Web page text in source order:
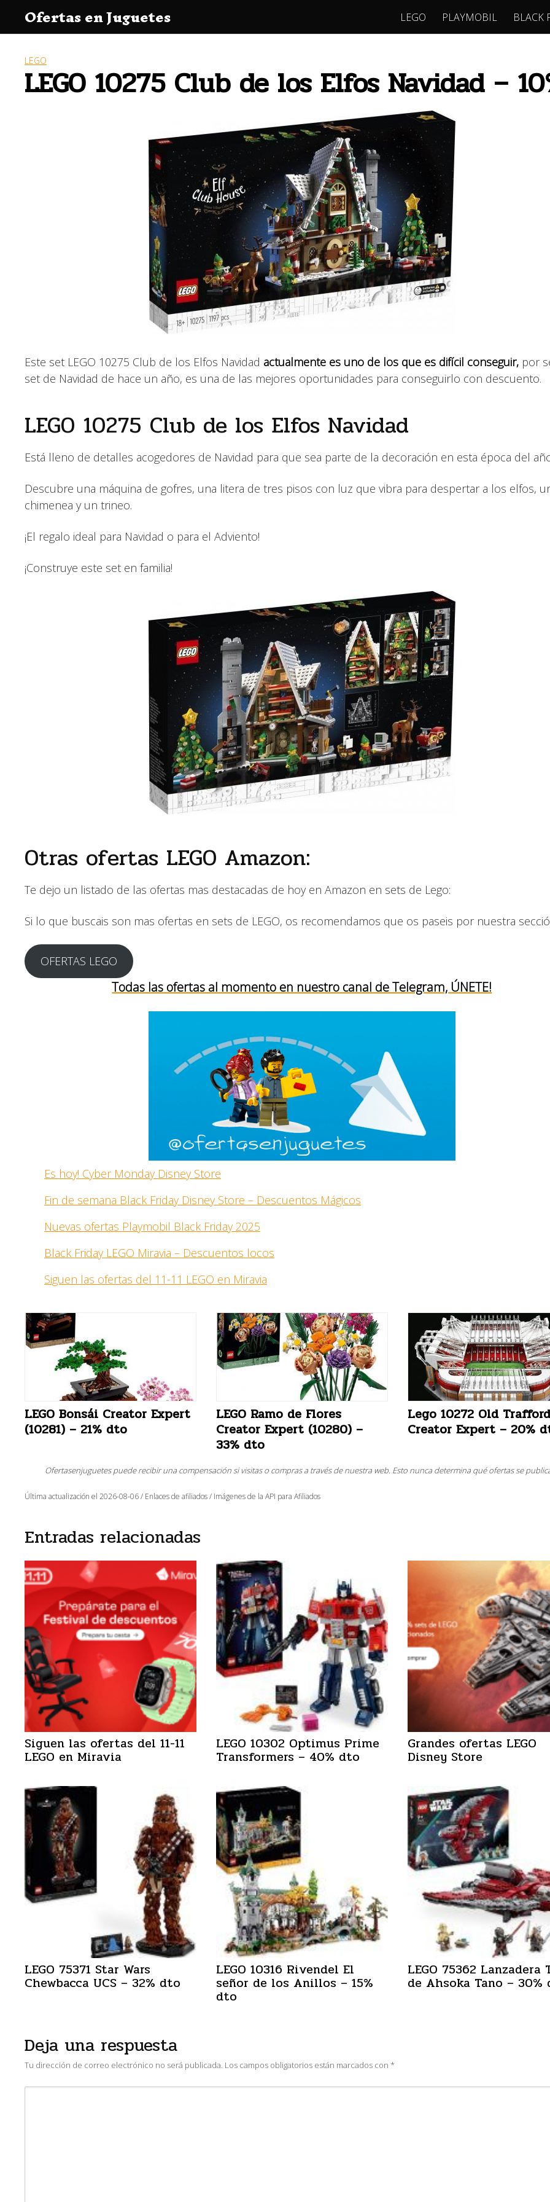
contenido
Ofertas en Juguetes LEGO PLAYMOBIL BLACK
LEGO
LEGO 10275 Club de los Elfos Navidad –
Este set LEGO 10275 Club de los Elfos Navidad actualmente es uno de los que es difícil conseguir, por
set de Navidad de hace un año, es una de las mejores oportunidades para conseguirlo con descuento.
LEGO 10275 Club de los Elfos Navidad
Está lleno de detalles acogedores de Navidad para que sea parte de la decoración en esta época del
Descubre una máquina de gofres, una litera de tres pisos con luz que vibra para despertar a los elfos,
chimenea y un trineo.
¡El regalo ideal para Navidad o para el Adviento!
¡Construye este set en familia!
Otras ofertas LEGO Amazon:
Te dejo un listado de las ofertas mas destacadas de hoy en Amazon en sets de Lego:
Si lo que buscais son mas ofertas en sets de LEGO, os recomendamos que os paseis por nuestra
OFERTAS LEGO
Todas las ofertas al momento en nuestro canal de Telegram, ÚNETE!
Es hoy! Cyber Monday Disney Store
Fin de semana Black Friday Disney Store – Descuentos Mágicos
Nuevas ofertas Playmobil Black Friday 2025
Black Friday LEGO Miravia – Descuentos locos
Siguen las ofertas del 11-11 LEGO en Miravia
LEGO Bonsái Creator Expert
(10281) – 21% dto
LEGO Ramo de Flores
Creator Expert (10280) –
33% dto
Lego 10272 Old Trafford
Creator Expert – 20%
Ofertasenjuguetes puede recibir una compensación si visitas o compras a través de nuestra web. Esto nunca determina qué ofertas se
Última actualización el 2026-08-06 / Enlaces de afiliados / Imágenes de la API para Afiliados
Entradas relacionadas
Siguen las ofertas del 11-11
LEGO en Miravia
LEGO 10302 Optimus Prime
Transformers – 40% dto
Grandes ofertas LEGO
Disney Store
LEGO 75371 Star Wars
Chewbacca UCS – 32% dto
LEGO 10316 Rivendel El
señor de los Anillos – 15%
dto
LEGO 75362 Lanzadera
de Ahsoka Tano – 30%
Deja una respuesta
Tu dirección de correo electrónico no será publicada. Los campos obligatorios están marcados con *